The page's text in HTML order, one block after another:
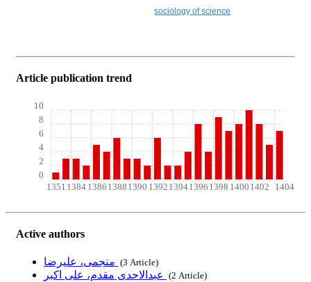
sociology of science
Article publication trend
1351 1384 1386 1388 1390 1392 13941396 1398 1400 1402 1404
0
2
4
6
8
10
Active authors
‎ (3 Article)
‎ (2 Article)